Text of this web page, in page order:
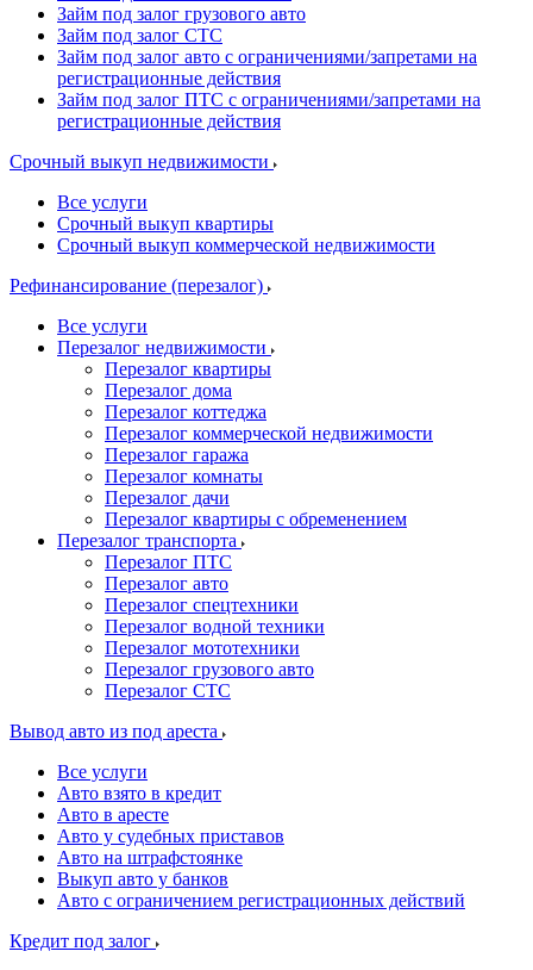
Займ под залог грузового авто
Займ под залог СТС
Займ под залог авто с ограничениями/запретами на
регистрационные действия
Займ под залог ПТС с ограничениями/запретами на
регистрационные действия
Срочный выкуп недвижимости
Все услуги
Срочный выкуп квартиры
Срочный выкуп коммерческой недвижимости
Рефинансирование (перезалог)
Все услуги
Перезалог недвижимости
Перезалог квартиры
Перезалог дома
Перезалог коттеджа
Перезалог коммерческой недвижимости
Перезалог гаража
Перезалог комнаты
Перезалог дачи
Перезалог квартиры с обременением
Перезалог транспорта
Перезалог ПТС
Перезалог авто
Перезалог спецтехники
Перезалог водной техники
Перезалог мототехники
Перезалог грузового авто
Перезалог СТС
Вывод авто из под ареста
Все услуги
Авто взято в кредит
Авто в аресте
Авто у судебных приставов
Авто на штрафстоянке
Выкуп авто у банков
Авто с ограничением регистрационных действий
Кредит под залог